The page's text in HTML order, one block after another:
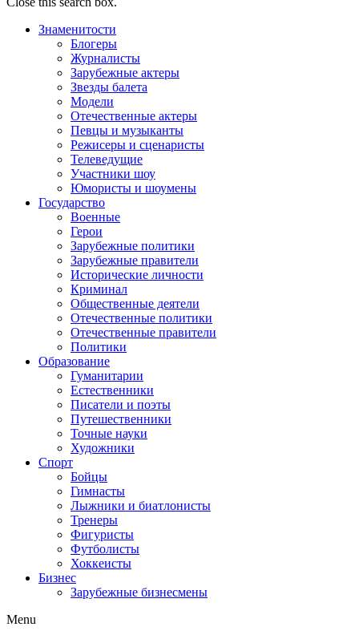
Знаменитости
Блогеры
Журналисты
Зарубежные актеры
Звезды балета
Модели
Отечественные актеры
Певцы и музыканты
Режисеры и сценаристы
Телеведущие
Участники шоу
Юмористы и шоумены
Государство
Военные
Герои
Зарубежные политики
Зарубежные правители
Исторические личности
Криминал
Общественные деятели
Отечественные политики
Отечественные правители
Политики
Образование
Гуманитарии
Естественники
Писатели и поэты
Путешественники
Точные науки
Художники
Спорт
Бойцы
Гимнасты
Лыжники и биатлонисты
Тренеры
Фигуристы
Футболисты
Хоккеисты
Бизнес
Зарубежные бизнесмены
Menu